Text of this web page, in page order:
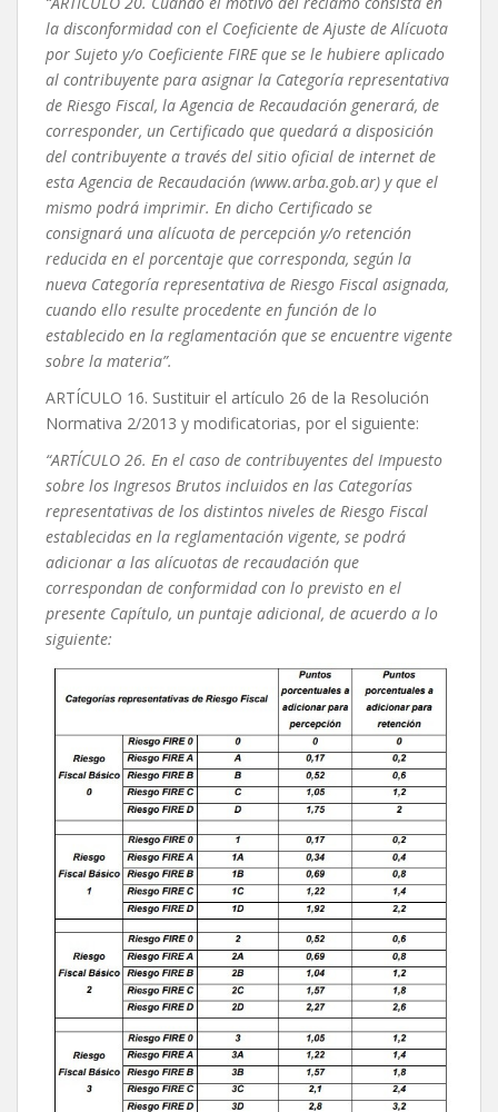
la disconformidad con el Coeficiente de Ajuste de Alícuota
por Sujeto y/o Coeficiente FIRE que se le hubiere aplicado
al contribuyente para asignar la Categoría representativa
de Riesgo Fiscal, la Agencia de Recaudación generará, de
corresponder, un Certificado que quedará a disposición
del contribuyente a través del sitio oficial de internet de
esta Agencia de Recaudación (www.arba.gob.ar) y que el
mismo podrá imprimir. En dicho Certificado se
consignará una alícuota de percepción y/o retención
reducida en el porcentaje que corresponda, según la
nueva Categoría representativa de Riesgo Fiscal asignada,
cuando ello resulte procedente en función de lo
establecido en la reglamentación que se encuentre vigente
sobre la materia”.
ARTÍCULO 16. Sustituir el artículo 26 de la Resolución
Normativa 2/2013 y modificatorias, por el siguiente:
“ARTÍCULO 26. En el caso de contribuyentes del Impuesto
sobre los Ingresos Brutos incluidos en las Categorías
representativas de los distintos niveles de Riesgo Fiscal
establecidas en la reglamentación vigente, se podrá
adicionar a las alícuotas de recaudación que
correspondan de conformidad con lo previsto en el
presente Capítulo, un puntaje adicional, de acuerdo a lo
siguiente: